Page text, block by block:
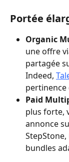
Portée
Organic
une offre
partagée
Indeed,
pertinence
Paid
plus forte,
annonce
StepStone,
bundles